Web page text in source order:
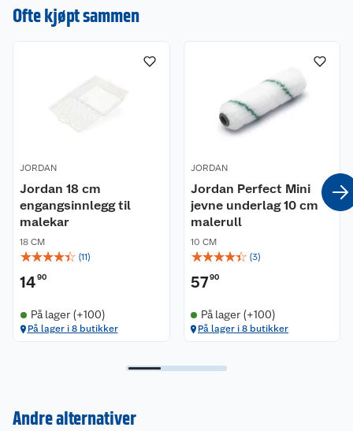
Ofte kjøpt sammen
JORDAN
Jordan 18 cm
engangsinnlegg til
malekar
18 CM
☆☆☆☆☆ (11)
1490
På lager (+100)
På lager i 8 butikker
JORDAN
Jordan Perfect Mini
jevne underlag 10 cm
malerull
10 CM
☆☆☆☆☆ (3)
5790
På lager (+100)
På lager i 8 butikker
Andre alternativer